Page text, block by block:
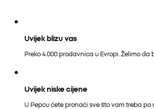
Uvijek blizu vas
Preko 4.000 prodavnica u Evropi. Želimo da
Uvijek niske cijene
U Pepcu ćete pronaći sve što vam treba po